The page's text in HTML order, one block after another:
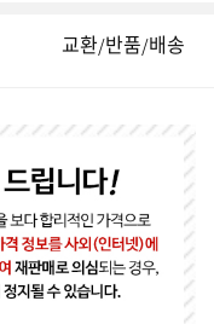
교환/반품/배송